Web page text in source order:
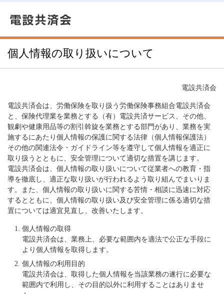
個人情報の取り扱いについて
電設共済会
電設共済会は、労働保険を取り扱う労働保険事務組合電設共済会
と、保険代理業を業務とする（有）電設共済サービス、その他、
観劇や健康用品等の割引斡旋を業務とする部門があり、業務を実
施するにあたり個人情報の保護に関する法律（個人情報保護法）
その他の関連法令・ガイドライン等を遵守して個人情報を適正に
取り扱うとともに、安全管理について適切な措置を講じます。
電設共済会は、個人情報の取り扱いについて従業者への教育・指
導を徹底し、適正な取り扱いが行われるよう取り組んでまいりま
す。また、個人情報の取り扱いに関する苦情・相談に迅速に対応
するとともに、個人情報の取り扱い及び安全管理に係る適切な措
置については適宜見直し、改善いたします。
個人情報の取得
電設共済会は、業務上、必要な範囲内を適法で公正な手段に
より個人情報を取得します。
個人情報の利用目的
電設共済会は、取得した個人情報を当該業務の遂行に必要な
範囲内で利用し、その目的以外に利用することはありませ